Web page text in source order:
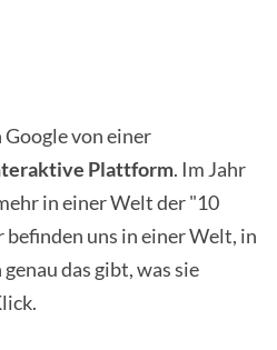
von einer
Plattform. Im Jahr
in einer Welt der "10
uns in einer Welt, in
das gibt, was sie